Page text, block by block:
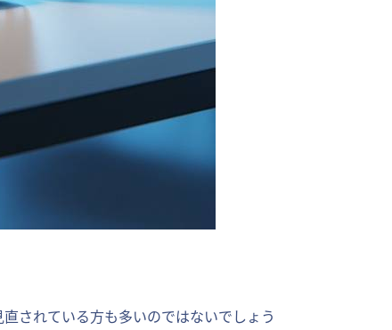
されている方も多いのではないでしょう